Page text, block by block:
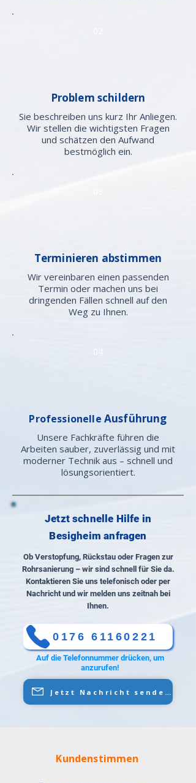
Problem schildern
Sie beschreiben uns kurz Ihr Anliegen.
Wir stellen die wichtigsten Fragen
und schätzen den Aufwand
bestmöglich ein.
Terminieren abstimmen
Wir vereinbaren einen passenden
Termin oder machen uns bei
dringenden Fällen schnell auf den
Weg zu Ihnen.
04
Professionelle Ausführung
Unsere Fachkräfte führen die
Arbeiten sauber, zuverlässig und mit
moderner Technik aus – schnell und
lösungsorientiert.
Jetzt schnelle Hilfe in
Besigheim anfragen
Ob Verstopfung, Rückstau oder Fragen zur
Rohrsanierung – wir sind schnell für Sie da.
Kontaktieren Sie uns telefonisch oder per
Nachricht und wir melden uns zeitnah bei
Ihnen.
0176 61160221
Auf die Telefonnummer drücken, um
anzurufen!
Jetzt Nachricht senden
Kundenstimmen